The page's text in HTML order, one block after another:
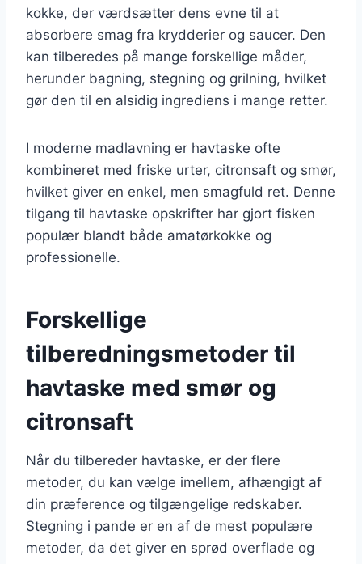
kokke, der værdsætter dens evne til at
absorbere smag fra krydderier og saucer. Den
kan tilberedes på mange forskellige måder,
herunder bagning, stegning og grilning, hvilket
gør den til en alsidig ingrediens i mange retter.
I moderne madlavning er havtaske ofte
kombineret med friske urter, citronsaft og smør,
hvilket giver en enkel, men smagfuld ret. Denne
tilgang til havtaske opskrifter har gjort fisken
populær blandt både amatørkokke og
professionelle.
Forskellige
tilberedningsmetoder til
havtaske med smør og
citronsaft
Når du tilbereder havtaske, er der flere
metoder, du kan vælge imellem, afhængigt af
din præference og tilgængelige redskaber.
Stegning i pande er en af de mest populære
metoder, da det giver en sprød overflade og